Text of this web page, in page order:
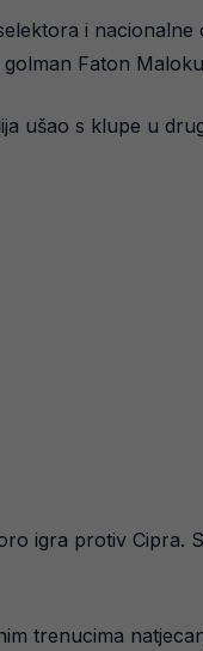
i
Faton
ušao s klupe u
igra protiv Cipra.
trenucima